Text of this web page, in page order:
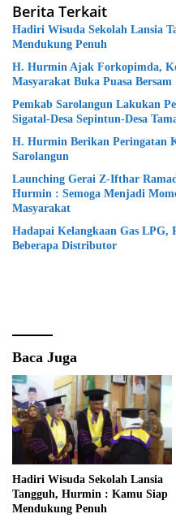
Berita Terkait
Hadiri Wisuda Sekolah Lansia
Mendukung Penuh
H. Hurmin Ajak Forkopimda,
Masyarakat Buka Puasa Bersam
Pemkab Sarolangun Lakukan
Sigatal-Desa Sepintun-Desa
H. Hurmin Berikan Peringatan
Sarolangun
Launching Gerai Z-Ifthar
Hurmin : Semoga Menjadi
Masyarakat
Hadapai Kelangkaan Gas LPG,
Beberapa Distributor
Baca Juga
Hadiri Wisuda Sekolah Lansia
Tangguh, Hurmin : Kamu Siap
Mendukung Penuh